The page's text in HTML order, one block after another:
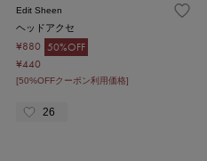
Edit Sheen
ヘッドアクセ
¥880 50%OFF
¥440
[50%OFFクーポン利用価格]
26